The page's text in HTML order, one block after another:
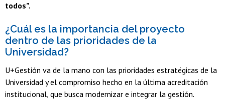
todos”.
¿Cuál es la importancia del proyecto
dentro de las prioridades de la
Universidad?
U+Gestión va de la mano con las prioridades estratégicas de la
Universidad y el compromiso hecho en la última acreditación
institucional, que busca modernizar e integrar la gestión.